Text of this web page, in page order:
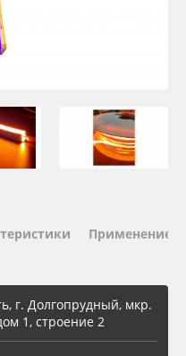
Применение
г. Долгопрудный, мкр.
1, строение 2